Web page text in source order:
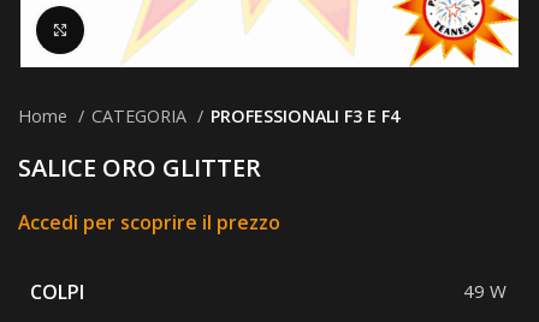
Clicca per ingrandire
Home CATEGORIA PROFESSIONALI F3 E F4
SALICE ORO GLITTER
Accedi per scoprire il prezzo
COLPI 49 W